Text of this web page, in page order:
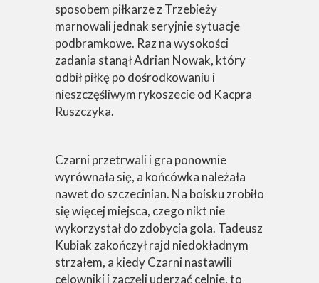
sposobem piłkarze z Trzebieży
marnowali jednak seryjnie sytuacje
podbramkowe. Raz na wysokości
zadania stanął Adrian Nowak, który
odbił piłkę po dośrodkowaniu i
nieszczęśliwym rykoszecie od Kacpra
Ruszczyka.
Czarni przetrwali i gra ponownie
wyrównała się, a końcówka należała
nawet do szczecinian. Na boisku zrobiło
się więcej miejsca, czego nikt nie
wykorzystał do zdobycia gola. Tadeusz
Kubiak zakończył rajd niedokładnym
strzałem, a kiedy Czarni nastawili
celowniki i zaczęli uderzać celnie, to